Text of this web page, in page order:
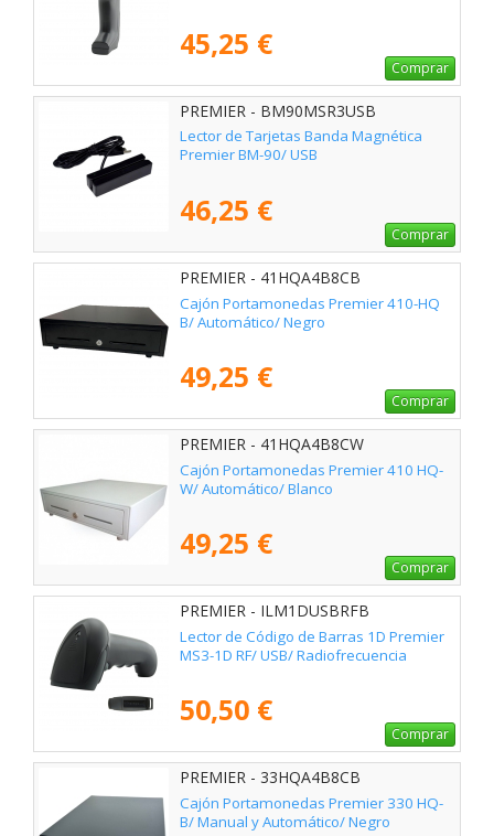
45,25 €
Comprar
PREMIER - BM90MSR3USB
Lector de Tarjetas Banda Magnética
Premier BM-90/ USB
46,25 €
Comprar
PREMIER - 41HQA4B8CB
Cajón Portamonedas Premier 410-HQ
B/ Automático/ Negro
49,25 €
Comprar
PREMIER - 41HQA4B8CW
Cajón Portamonedas Premier 410 HQ-
W/ Automático/ Blanco
49,25 €
Comprar
PREMIER - ILM1DUSBRFB
Lector de Código de Barras 1D Premier
MS3-1D RF/ USB/ Radiofrecuencia
50,50 €
Comprar
PREMIER - 33HQA4B8CB
Cajón Portamonedas Premier 330 HQ-
B/ Manual y Automático/ Negro